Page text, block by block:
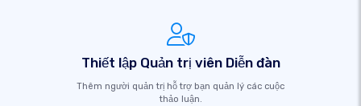
Thiết lập Quản trị viên Diễn đàn
Thêm người quản trị hỗ trợ bạn quản lý các cuộc
thảo luận.